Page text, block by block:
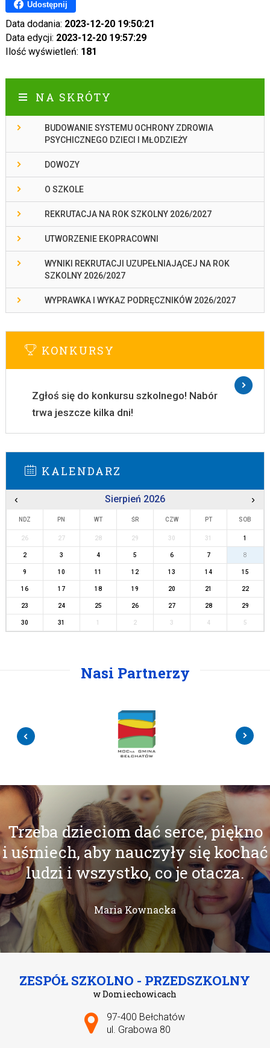
Udostępnij
Data dodania: 2023-12-20 19:50:21
Data edycji: 2023-12-20 19:57:29
Ilość wyświetleń: 181
NA SKRÓTY
BUDOWANIE SYSTEMU OCHRONY ZDROWIA
PSYCHICZNEGO DZIECI I MŁODZIEŻY
DOWOZY
O SZKOLE
REKRUTACJA NA ROK SZKOLNY 2026/2027
UTWORZENIE EKOPRACOWNI
WYNIKI REKRUTACJI UZUPEŁNIAJĄCEJ NA ROK
SZKOLNY 2026/2027
WYPRAWKA I WYKAZ PODRĘCZNIKÓW 2026/2027
KONKURSY
Zgłoś się do konkursu szkolnego! Nabór
trwa jeszcze kilka dni!
KALENDARZ
‹ Sierpień 2026 ›
NDZ PN WT ŚR CZW PT SOB
26 27 28 29 30 31 1
2 3 4 5 6 7 8
9 10 11 12 13 14 15
16 17 18 19 20 21 22
23 24 25 26 27 28 29
30 31 2 3 4 5
Nasi Partnerzy
Trzeba dzieciom dać serce, piękno
i uśmiech, aby nauczyły się kochać
ludzi i wszystko, co je otacza.
Maria Kownacka
ZESPÓŁ SZKOLNO - PRZEDSZKOLNY
w Domiechowicach
Adres pocztowy:
97-400 Bełchatów
ul. Grabowa 80